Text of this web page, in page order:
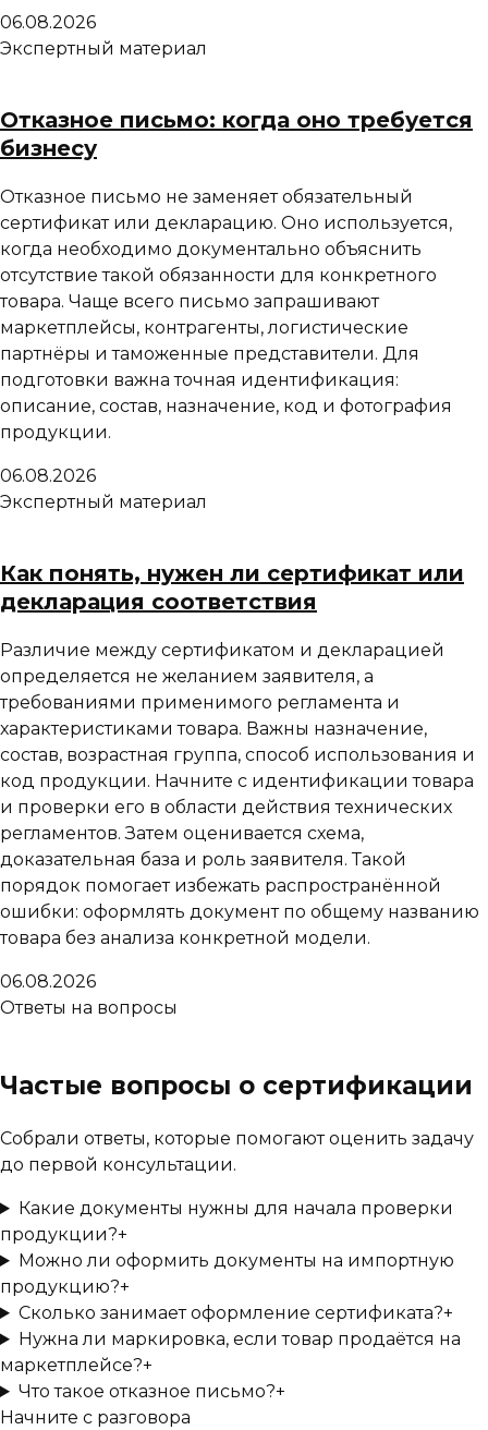
06.08.2026
Экспертный материал
Отказное письмо: когда оно требуется
бизнесу
Отказное письмо не заменяет обязательный
сертификат или декларацию. Оно используется,
когда необходимо документально объяснить
отсутствие такой обязанности для конкретного
товара. Чаще всего письмо запрашивают
маркетплейсы, контрагенты, логистические
партнёры и таможенные представители. Для
подготовки важна точная идентификация:
описание, состав, назначение, код и фотография
продукции.
06.08.2026
Экспертный материал
Как понять, нужен ли сертификат или
декларация соответствия
Различие между сертификатом и декларацией
определяется не желанием заявителя, а
требованиями применимого регламента и
характеристиками товара. Важны назначение,
состав, возрастная группа, способ использования и
код продукции. Начните с идентификации товара
и проверки его в области действия технических
регламентов. Затем оценивается схема,
доказательная база и роль заявителя. Такой
порядок помогает избежать распространённой
ошибки: оформлять документ по общему названию
товара без анализа конкретной модели.
06.08.2026
Ответы на вопросы
Частые вопросы о сертификации
Собрали ответы, которые помогают оценить задачу
до первой консультации.
Какие документы нужны для начала проверки
продукции?+
Можно ли оформить документы на импортную
продукцию?+
Сколько занимает оформление сертификата?+
Нужна ли маркировка, если товар продаётся на
маркетплейсе?+
Что такое отказное письмо?+
Начните с разговора